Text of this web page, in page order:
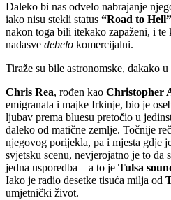
Daleko bi nas odvelo nabrajanje
iako nisu stekli status “Road to Hell”
nakon toga bili itekako zapaženi, i
nadasve debelo komercijalni.
Tiraže su bile astronomske, dakako
Chris Rea, rođen kao Christopher
emigranata i majke Irkinje, bio je
ljubav prema bluesu pretočio u
daleko od matične zemlje. Točnije
njegovog porijekla, pa i mjesta gdje
svjetsku scenu, nevjerojatno je to da
jedna usporedba – a to je Tulsa
Iako je radio desetke tisuća milja od
umjetnički život.